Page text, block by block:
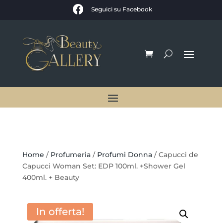
 Seguici su Facebook
Home / Profumeria/ Profumi Donna/ Capucci de
Capucci Woman Set: EDP 100ml. +Shower Gel
400ml. + Beauty
In offerta!